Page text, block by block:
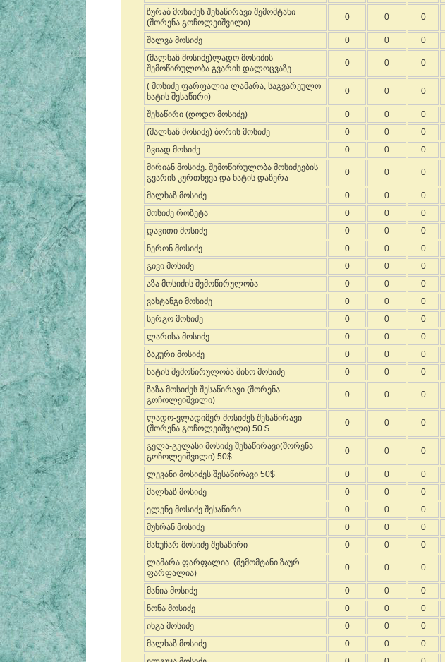
ზურაბ მოსიძეს შესაწირავი შემომტანი
(შორენა გოჩოლეიშვილი)
0 0 0
შალვა მოსიძე 0 0 0
(მალხაზ მოსიძე)ლადო მოსიძის
შემოწირულობა გვარის დალოცვაზე
0 0 0
( მოსიძე ფარფალია ლამარა, საგვარეულო
ხატის შესაწირი)
0 0 0
შესაწირი (დოდო მოსიძე) 0 0 0
(მალხაზ მოსიძე) ბორის მოსიძე
0 0 0
ზვიად მოსიძე
0 0 0
მირიან მოსიძე. შემოწირულობა მოსიძეების
გვარის კურთხევა და ხატის დაწერა
0 0 0
მალხაზ მოსიძე 0 0 0
მოსიძე როზეტა
0 0 0
დავითი მოსიძე
0 0 0
ნერონ მოსიძე
0 0 0
გივი მოსიძე
0 0 0
აზა მოსიძის შემოწირულობა
0 0 0
ვახტანგი მოსიძე
0 0 0
სერგო მოსიძე
0 0 0
ლარისა მოსიძე
0 0 0
ბაკური მოსიძე
0 0 0
ხატის შემოწირულობა შინო მოსიძე
0 0 0
ზაზა მოსიძეს შესაწირავი (შორენა
გოჩოლეიშვილი)
0 0 0
ლადო-ვლადიმერ მოსიძეს შესაწირავი
(შორენა გოჩოლეიშვილი) 50 $
0 0 0
გელა-გელასი მოსიძე შესაწირავი(შორენა
გოჩოლეიშვილი) 50$
0 0 0
ლევანი მოსიძეს შესაწირავი 50$ 0 0 0
მალხაზ მოსიძე
0 0 0
ელენე მოსიძე შესაწირი
0 0 0
მუხრან მოსიძე
0 0 0
მანუჩარ მოსიძე შესაწირი
0 0 0
ლამარა ფარფალია. (შემომტანი ზაურ
ფარფალია)
0 0 0
მანია მოსიძე 0 0 0
ნონა მოსიძე
0 0 0
ინგა მოსიძე
0 0 0
მალხაზ მოსიძე
0 0 0